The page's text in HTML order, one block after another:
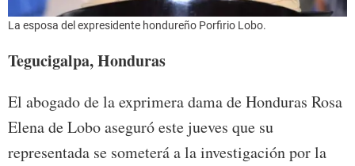
La esposa del expresidente hondureño Porfirio Lobo.
Tegucigalpa, Honduras
El abogado de la exprimera dama de Honduras Rosa
Elena de Lobo aseguró este jueves que su
representada se someterá a la investigación por la